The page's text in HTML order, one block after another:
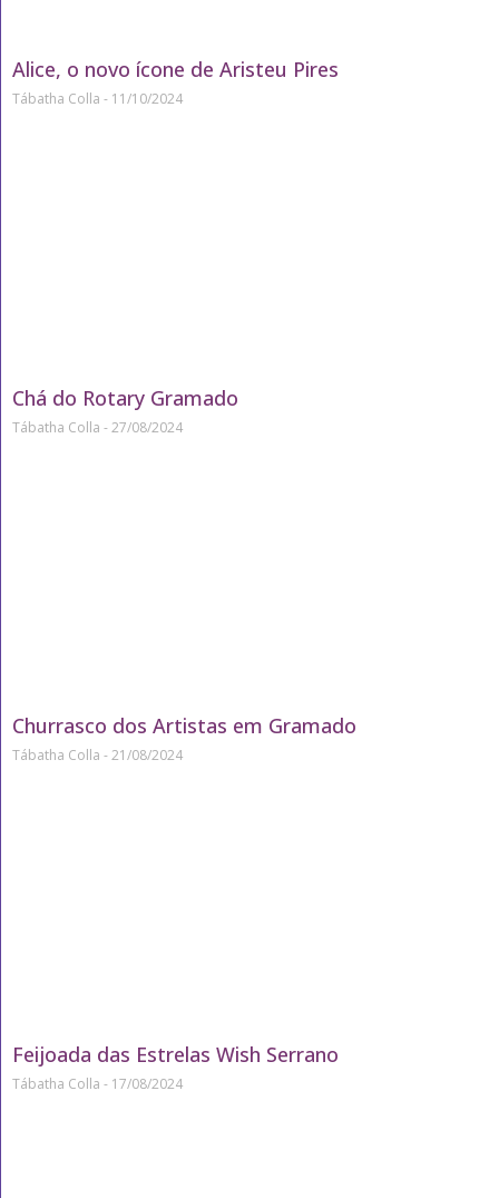
Alice, o novo ícone de Aristeu Pires
Tábatha Colla 11/10/2024
Chá do Rotary Gramado
Tábatha Colla 27/08/2024
Churrasco dos Artistas em Gramado
Tábatha Colla 21/08/2024
Feijoada das Estrelas Wish Serrano
Tábatha Colla 17/08/2024